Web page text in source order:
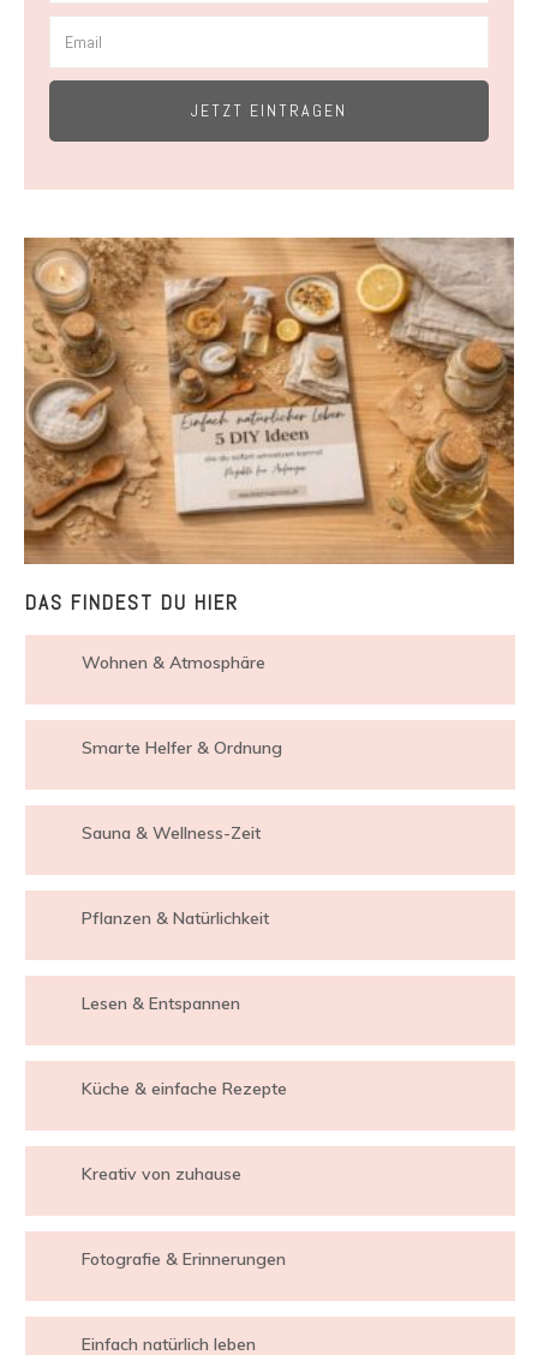
JETZT EINTRAGEN
DAS FINDEST DU HIER
Wohnen & Atmosphäre
Smarte Helfer & Ordnung
Sauna & Wellness-Zeit
Pflanzen & Natürlichkeit
Lesen & Entspannen
Küche & einfache Rezepte
Kreativ von zuhause
Fotografie & Erinnerungen
Einfach natürlich leben